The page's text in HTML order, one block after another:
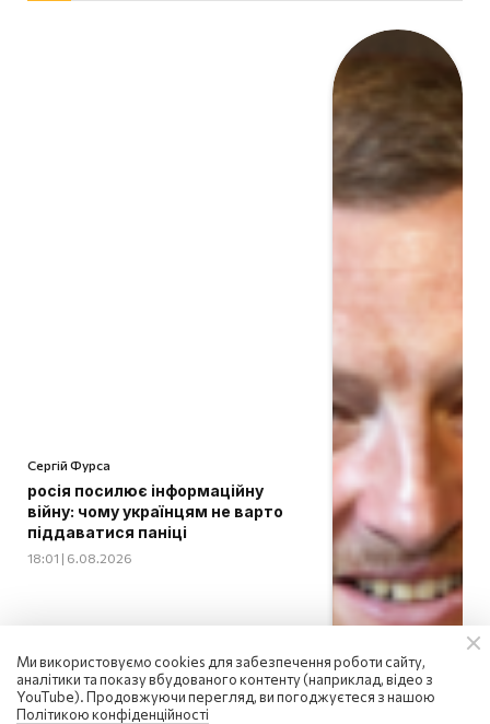
Сергій Фурса
росія посилює інформаційну
війну: чому українцям не варто
піддаватися паніці
18:01 | 6.08.2026
Ми використовуємо cookies для забезпечення роботи сайту,
аналітики та показу вбудованого контенту (наприклад, відео з
YouTube). Продовжуючи перегляд, ви погоджуєтеся з нашою
Політикою конфіденційності